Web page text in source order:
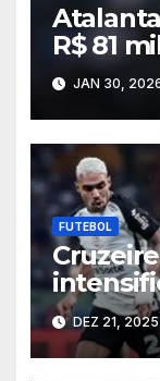
R$ 81
Giay, e
JAN 30,
FUTEBOL
celeste
2025
DEZ 21, 2025